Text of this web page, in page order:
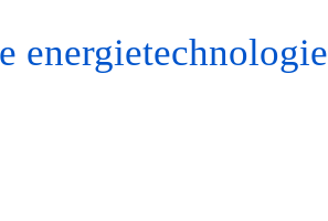
energietechnologie